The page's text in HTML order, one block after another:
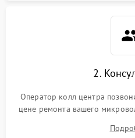
2.
Оператор колл центра
цене ремонта вашего